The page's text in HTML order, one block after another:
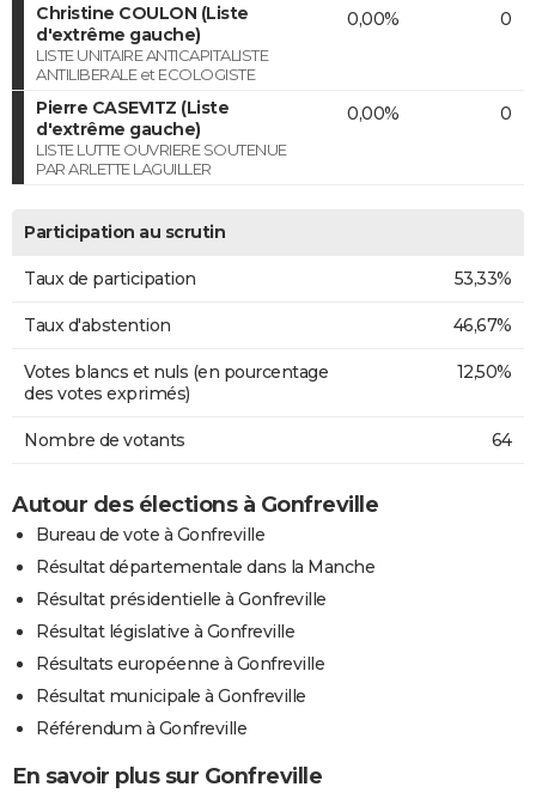
Christine COULON (Liste
d'extrême gauche)
LISTE UNITAIRE ANTICAPITALISTE
ANTILIBERALE et ECOLOGISTE
0,00% 0
Pierre CASEVITZ (Liste
d'extrême gauche)
LISTE LUTTE OUVRIERE SOUTENUE
PAR ARLETTE LAGUILLER
0,00% 0
Participation au scrutin
Taux de participation 53,33%
Taux d'abstention 46,67%
Votes blancs et nuls (en pourcentage
des votes exprimés)
12,50%
Nombre de votants 64
Autour des élections à Gonfreville
Bureau de vote à Gonfreville
Résultat départementale dans la Manche
Résultat présidentielle à Gonfreville
Résultat législative à Gonfreville
Résultats européenne à Gonfreville
Résultat municipale à Gonfreville
Référendum à Gonfreville
En savoir plus sur Gonfreville